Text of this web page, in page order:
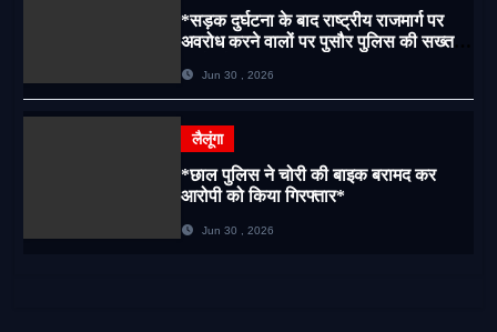
*सड़क दुर्घटना के बाद राष्ट्रीय राजमार्ग पर
अवरोध करने वालों पर पुसौर पुलिस की सख्त
Jun 30 , 2026
लैलूंगा
*छाल पुलिस ने चोरी की बाइक बरामद कर
आरोपी को किया गिरफ्तार*
Jun 30 , 2026